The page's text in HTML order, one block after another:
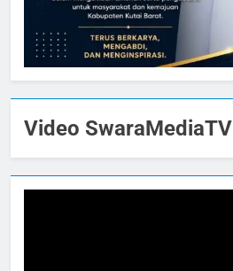
Video SwaraMediaTV